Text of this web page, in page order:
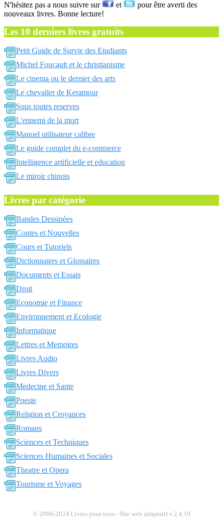
N'hésitez pas a nous suivre sur et
pour être averti des
nouveaux livres. Bonne lecture!
Les 10 derniers livres gratuits
Petit Guide de Survie des Etudiants
Michel Foucault et le christianisme
Le cinema ou le dernier des arts
Le chevalier de Keramour
Sous toutes reserves
L'ennemi de la mort
Manuel utilisateur calibre
Le guide complet du e-commerce
Intelligence artificielle et education
Le miroir chinois
Livres par catégorie
Bandes Dessinées
Contes et Nouvelles
Cours et Tutoriels
Dictionnaires et Glossaires
Documents et Essais
Droit
Economie et Finance
Environnement et Ecologie
Informatique
Lettres et Memoires
Livres Audio
Livres Divers
Medecine et Sante
Poesie
Religion et Croyances
Romans
Sciences et Techniques
Sciences Humaines et Sociales
Theatre et Opera
Tourisme et Voyages
© 2006-2024 Livres pour tous - Site web adaptatif v.2.4.10